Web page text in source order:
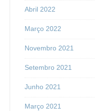
Abril 2022
Março 2022
Novembro 2021
Setembro 2021
Junho 2021
Março 2021